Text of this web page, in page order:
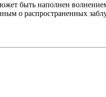
быть наполнен
о распространенных